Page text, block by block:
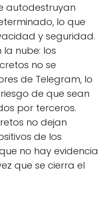
autodestruyan
lo que
y seguridad.
nube: los
no se
de Telegram, lo
de que sean
por terceros.
no dejan
de los
no hay evidencia
que se cierra el